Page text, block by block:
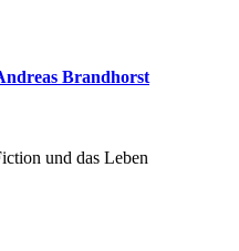
Brandhorst
und das Leben